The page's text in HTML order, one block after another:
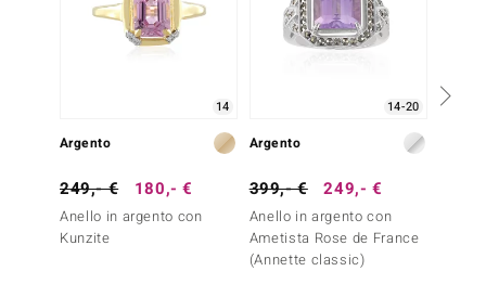
Collection
14
Argento
249,- € 180,- €
Anello in argento con
Kunzite
14-20
Argento
399,- € 249,- €
Anello in argento con
Ametista Rose de France
(Annette classic)